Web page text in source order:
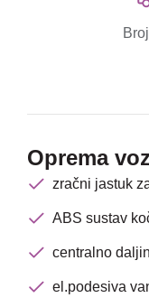
Oprema
zračni jastuk
ABS sustav
centralno
el.podesiva